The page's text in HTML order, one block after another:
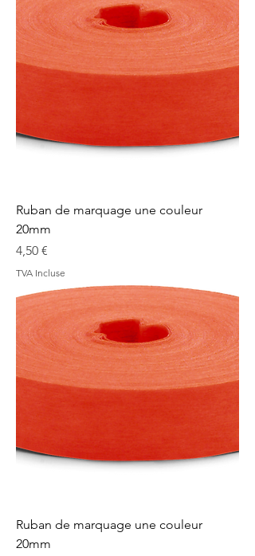
Ruban de marquage une couleur
20mm
Prix
4,50 €
TVA Incluse
Ruban de marquage une couleur
20mm